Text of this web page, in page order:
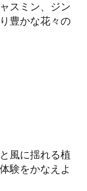
スミン、ジン
豊かな花々の
風に揺れる植
験をかなえよ